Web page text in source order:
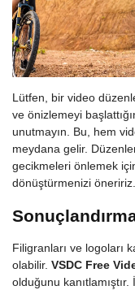
Lütfen, bir video
ve önizlemeyi
unutmayın. Bu, hem
meydana gelir.
gecikmeleri önlemek
dönüştürmenizi öneririz.
Filigranları ve logoları
olabilir. VSDC Free
olduğunu